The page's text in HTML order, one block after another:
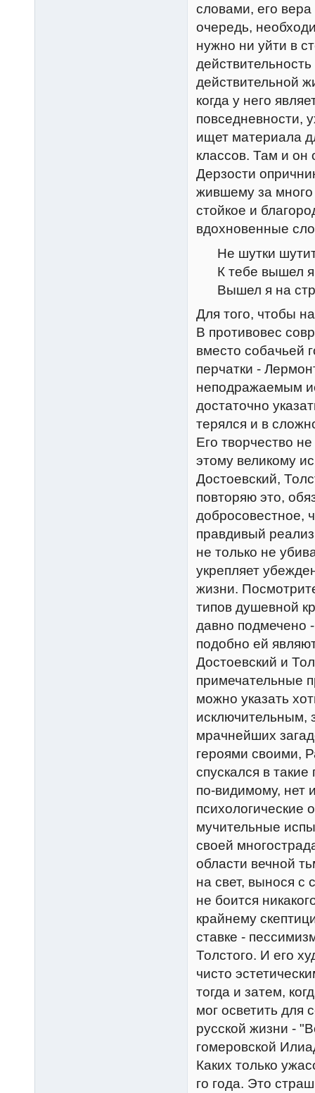
словами, его
очередь,
нужно ни уйти в
действительной
когда у него
повседневности,
ищет материала
классов. Там и он
Дерзости
жившему за много
стойкое и
вдохновенные
Не шутки
К тебе вышел я,
Вышел я на
Для того, чтобы
В противовес
вместо собачьей
перчатки -
неподражаемым
достаточно
терялся и в
Его творчество
этому великому
Достоевский,
повторяю это,
добросовестное,
правдивый
не только не
укрепляет
жизни.
типов душевной
давно подмечено
подобно ей
Достоевский и
примечательные
можно указать
исключительным,
мрачнейших
героями своими,
спускался в
по-видимому, нет
психологические
мучительные
своей
области вечной
на свет, вынося с
не боится
крайнему
ставке -
Толстого. И его
чисто
тогда и затем,
мог осветить для
русской жизни -
гомеровской
Каких только
го года. Это